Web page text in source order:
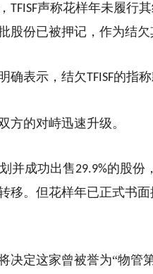
TFISF声称花样年未履行
股份已被押记 ， 作为结欠
确表示，结欠TFISF的指
方的对峙迅速升级。
并成功出售29.9%的股份
移。 但花样年已正式书
决定这家曾被誉为“物管